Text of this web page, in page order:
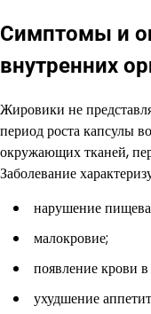
Симптомы и
внутренних
Жировики не
период роста капсулы
окружающих тканей,
Заболевание
нарушение
малокровие;
появление крови в
ухудшение